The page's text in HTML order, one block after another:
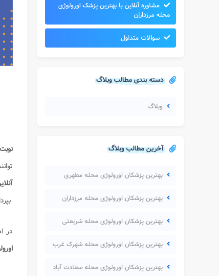
مشاوره آنلاین با بهترین پزشک اورولوژی
محله مرزداران​
سوالات متداول
دسته بندی مطالب وبلاگ
وبلاگ
آخرین مطالب وبلاگ
بهترین پزشکان اورولوژی محله مطهری
بهترین پزشکان اورولوژی محله مرزداران
بهترین پزشکان اورولوژی محله شریعتی
بهترین پزشکان اورولوژی محله شهرک غرب
بهترین پزشکان اورولوژی محله سعادت آباد
در